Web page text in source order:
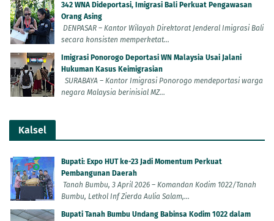
342 WNA Dideportasi, Imigrasi Bali Perkuat Pengawasan
Orang Asing
DENPASAR – Kantor Wilayah Direktorat Jenderal Imigrasi Bali
secara konsisten memperketat...
Imigrasi Ponorogo Deportasi WN Malaysia Usai Jalani
Hukuman Kasus Keimigrasian
SURABAYA – Kantor Imigrasi Ponorogo mendeportasi warga
negara Malaysia berinisial MZ...
Kalsel
Bupati: Expo HUT ke-23 Jadi Momentum Perkuat
Pembangunan Daerah
Tanah Bumbu, 3 April 2026 – Komandan Kodim 1022/Tanah
Bumbu, Letkol Inf Zierda Aulia Salam,...
Bupati Tanah Bumbu Undang Babinsa Kodim 1022 dalam